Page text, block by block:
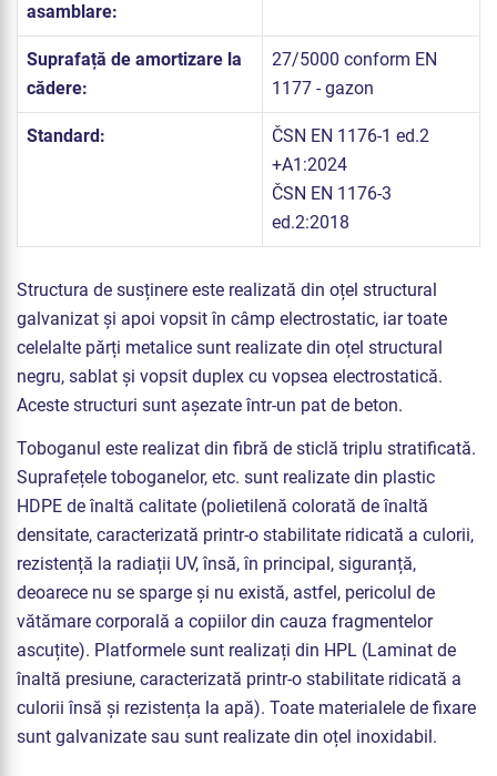
asamblare:
Suprafață de amortizare la
cădere:
27/5000 conform EN
1177 - gazon
Standard:
ČSN EN 1176-1 ed.2
+A1:2024
ČSN EN 1176-3
ed.2:2018
Structura de susținere este realizată din oțel structural
galvanizat și apoi vopsit în câmp electrostatic, iar toate
celelalte părți metalice sunt realizate din oțel structural
negru, sablat și vopsit duplex cu vopsea electrostatică.
Aceste structuri sunt așezate într-un pat de beton.
Toboganul este realizat din fibră de sticlă triplu stratificată.
Suprafețele toboganelor, etc. sunt realizate din plastic
HDPE de înaltă calitate (polietilenă colorată de înaltă
densitate, caracterizată printr-o stabilitate ridicată a culorii,
rezistență la radiații UV, însă, în principal, siguranță,
deoarece nu se sparge și nu există, astfel, pericolul de
vătămare corporală a copiilor din cauza fragmentelor
ascuțite). Platformele sunt realizați din HPL (Laminat de
înaltă presiune, caracterizată printr-o stabilitate ridicată a
culorii însă și rezistența la apă). Toate materialele de fixare
sunt galvanizate sau sunt realizate din oțel inoxidabil.